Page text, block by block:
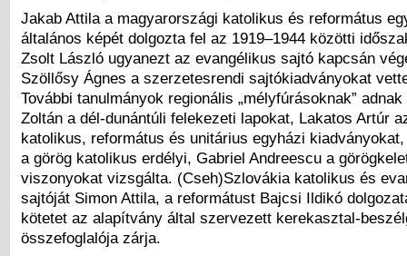
Jakab Attila a magyarországi katolikus és református
általános képét dolgozta fel az 1919–1944 közötti
Zsolt László ugyanezt az evangélikus sajtó kapcsán
Szöllősy Ágnes a szerzetesrendi sajtókiadványokat
További tanulmányok regionális „mélyfúrásoknak”
Zoltán a dél-dunántúli felekezeti lapokat, Lakatos Artúr
katolikus, református és unitárius egyházi
a görög katolikus erdélyi, Gabriel Andreescu a
viszonyokat vizsgálta. (Cseh)Szlovákia katolikus és
sajtóját Simon Attila, a reformátust Bajcsi Ildikó
kötetet az alapítvány által szervezett kerekasztal-
összefoglalója zárja.